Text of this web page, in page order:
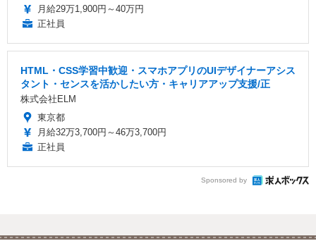
月給29万1,900円～40万円
正社員
HTML・CSS学習中歓迎・スマホアプリのUIデザイナーアシス
タント・センスを活かしたい方・キャリアアップ支援/正
株式会社ELM
東京都
月給32万3,700円～46万3,700円
正社員
Sponsored by